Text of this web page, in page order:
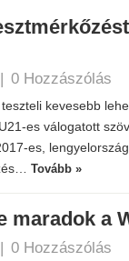
| 0 Hozzászólás
kevesebb
es válogatott
es,
Tovább »
maradok a
| 0 Hozzászólás